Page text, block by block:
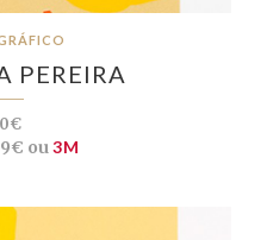
PEREIRA
ou3M